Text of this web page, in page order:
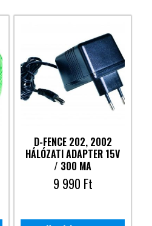
D-FENCE 202, 2002
HÁLÓZATI ADAPTER 15V
/ 300 MA
9 990 Ft